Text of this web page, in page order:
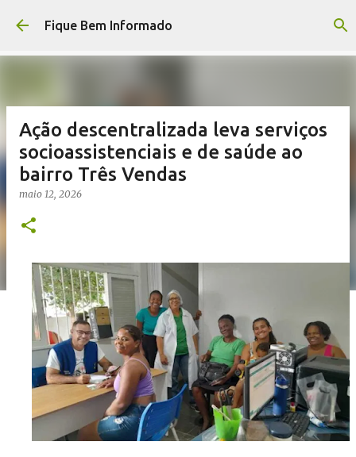
Pular para o conteúdo principal
Fique Bem Informado
Ação descentralizada leva serviços
socioassistenciais e de saúde ao
bairro Três Vendas
maio 12, 2026